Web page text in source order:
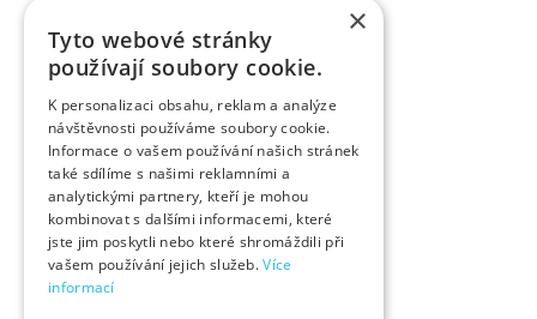
×
Tyto webové stránky
používají soubory cookie.
K personalizaci obsahu, reklam a analýze
návštěvnosti používáme soubory cookie.
Informace o vašem používání našich stránek
také sdílíme s našimi reklamními a
analytickými partnery, kteří je mohou
kombinovat s dalšími informacemi, které
jste jim poskytli nebo které shromáždili při
vašem používání jejich služeb.Více
informací